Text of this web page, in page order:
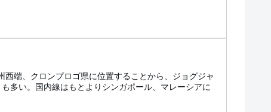
端、クロンプロゴ県に位置することから、ジョグジャ
多い。国内線はもとよりシンガポール、マレーシアに